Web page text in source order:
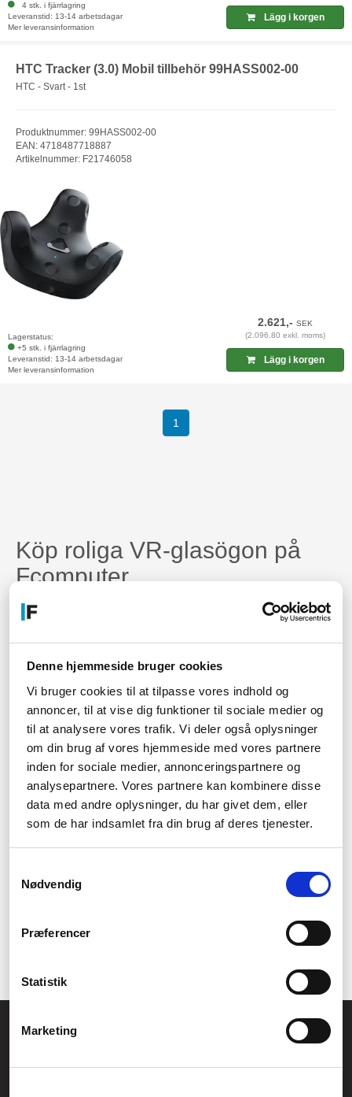
Denne hjemmeside bruger cookies
Vi bruger cookies til at tilpasse vores indhold og
annoncer, til at vise dig funktioner til sociale medier og
til at analysere vores trafik. Vi deler også oplysninger
om din brug af vores hjemmeside med vores partnere
inden for sociale medier, annonceringspartnere og
analysepartnere. Vores partnere kan kombinere disse
data med andre oplysninger, du har givet dem, eller
som de har indsamlet fra din brug af deres tjenester.
Nødvendig
Præferencer
Statistik
Marketing
4 stk. i fjärrlagring
Leveranstid: 13-14 arbetsdagar
Mer leveransinformation
Lägg i korgen
HTC Tracker (3.0) Mobil tillbehör 99HASS002-00
HTC - Svart - 1st
Produktnummer: 99HASS002-00
EAN: 4718487718887
Artikelnummer: F21746058
Lagerstatus:
+5 stk. i fjärrlagring
Leveranstid: 13-14 arbetsdagar
Mer leveransinformation
2.621,-SEK
(2.096,80 exkl. moms)
Lägg i korgen
1
Köp roliga VR-glasögon på
Fcomputer
Hos Fcomputer hittar du roliga VR-glasögon som du kan
använda med din smartphone. I de flesta av dem behöver du
Vem som helst kan vara med
De smarta glasögonen kan anpassas till olika huvudstorlekar, så
att hela familjen kan prova dem. Använder du glasögon med
styrka så kan det vara svårt att använda VR-headset, men flera i
vårt utbud är gjorda för att det ska finnas plats för dina
glasögon, så du kan också ha kul med VR. Om du är mer för
klassiska spel, titta här .
FAQ
Kan VR-glasögon användas för alla
smartphones?
Nej, men för de flesta. Du kan kontrollera om din modell har
stöd för VR, och sedan måste du kontrollera om ditt headset har
Allmänna frågor: